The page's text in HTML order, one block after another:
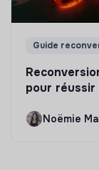
Guide
pour réussir
Noëmie